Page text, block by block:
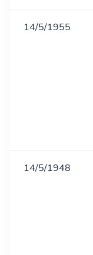
14/5/1955
14/5/1948